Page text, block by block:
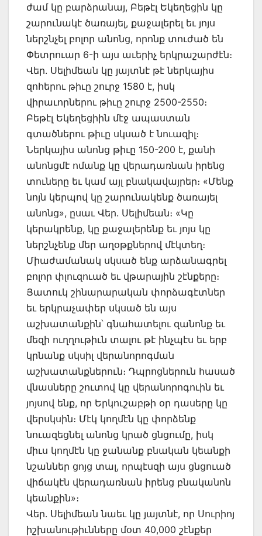
ժամ կը բարձրանայ, Բեթէլ Եկեղեցին կը
շարունակէ ծառայել, քաջալերել եւ յոյս
ներշնչել բոլոր անոնց, որոնք տուժած են
Փետրուար 6-ի այս աւերիչ երկրաշարժէն։
Վեր. Սելիմեան կը յայտնէ թէ ներկայիս
զոհերու թիւը շուրջ 1580 է, իսկ
վիրաւորներու թիւը շուրջ 2500-2550։
Բեթէլ Եկեղեցիին մէջ ապաստան
գտածներու թիւը սկսած է նուազիլ։
Ներկայիս անոնց թիւը 150-200 է, քանի
անոնցմէ ոմանք կը վերադառնան իրենց
տուները եւ կամ այլ բնակավայրեր։ «Մենք
նոյն կերպով կը շարունակենք ծառայել
անոնց», ըսաւ Վեր. Սելիմեան։ «Կը
կերակրենք, կը քաջալերենք եւ յոյս կը
ներշնչենք մեր աղօթքներով մէկտեղ։
Միաժամանակ սկսած ենք արձանագրել
բոլոր փլուզուած եւ վթարային շէնքերը։
Յատուկ շինարարական փորձագէտներ
եւ երկրաչափեր սկսած են այս
աշխատանքին՝ գնահատելու զանոնք եւ
մեզի ուղղութիւն տալու թէ ինչպէս եւ երբ
կրնանք սկսիլ վերանորոգման
աշխատանքներուն։ Դպրոցներուն հասած
վնասները շուտով կը վերանորոգուին եւ
յոյսով ենք, որ Երկուշաբթի օր դասերը կը
վերսկսին։ Մէկ կողմէն կը փորձենք
նուազեցնել անոնց կրած ցնցումը, իսկ
միւս կողմէն կը ջանանք բնական կեանքի
նշաններ ցոյց տալ, որպէսզի այս ցնցուած
վիճակէն վերադառնան իրենց բնականոն
կեանքին»։
Վեր. Սելիմեան նաեւ կը յայտնէ, որ Սուրիոյ
իշխանութիւնները մօտ 40,000 շէնքեր